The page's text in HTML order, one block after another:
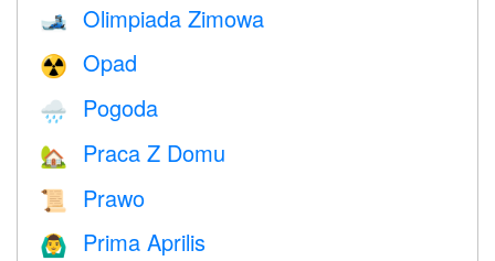
🎿 Olimpiada Zimowa
☢️ Opad
🌧 Pogoda
🏡 Praca Z Domu
📜 Prawo
🙆‍♂️ Prima Aprilis